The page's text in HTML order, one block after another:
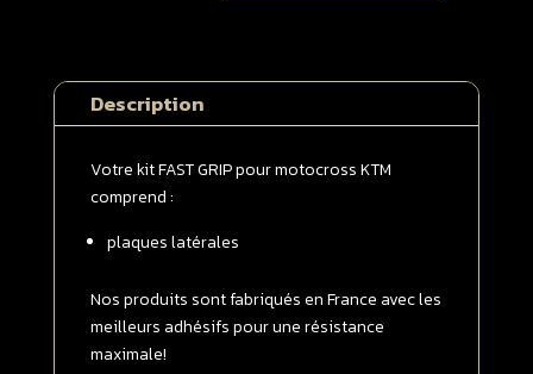
plaques
latérales
65
SX
-
2023
FULL
GRIP
Description
Votre kit FAST GRIP pour motocross KTM
comprend :
plaques latérales
Nos produits sont fabriqués en France avec les
meilleurs adhésifs pour une résistance
maximale!